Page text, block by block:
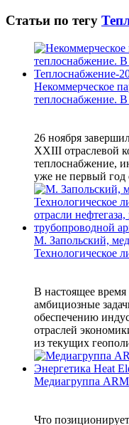
Статьи по тегу
Некоммерческое
теплоснабжение.
26 ноября
XXIII отраслевой
теплоснабжение,
уже не первый год
М. Запольский,
Технологическое
В настоящее время
амбициозные
обеспечению
отраслей
из текущих
Медиагруппа
Что